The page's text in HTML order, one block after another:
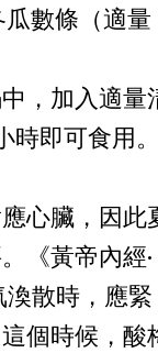
數條（適量
，加入適量
時即可食用
心臟，因此
《黃帝內經·
渙散時，應緊
個時候，酸